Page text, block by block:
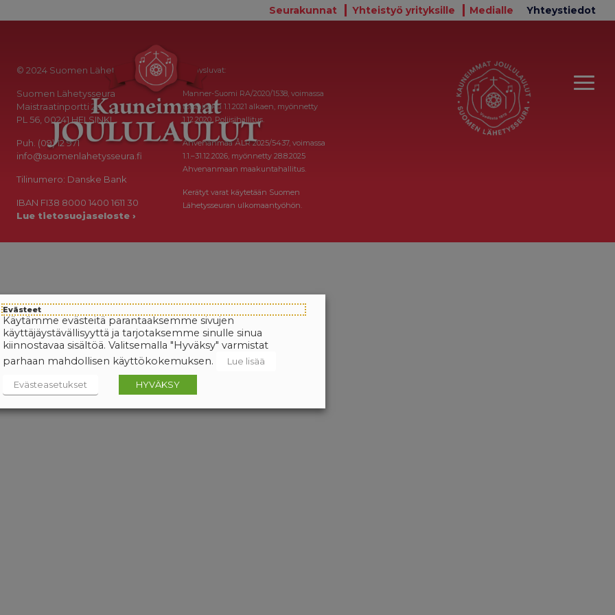
Seurakunnat Yhteistyö yrityksille Medialle Yhteystiedot
© 2024 Suomen Lähetysseura
Suomen Lähetysseura
Maistraatinportti 2a
PL 56, 00241 HELSINKI
Puh. (09) 12 971
info@suomenlahetysseura.fi
Tilinumero: Danske Bank
IBAN FI38 8000 1400 1611 30
Lue tietosuojaseloste ›
Keräysluvat:
Manner-Suomi RA/2020/1538, voimassa
toistaiseksi 1.1.2021 alkaen, myönnetty
1.12.2020, Poliisihallitus.
Ahvenanmaa ÅLR 2025/5437, voimassa
1.1.–31.12.2026, myönnetty 28.8.2025
Ahvenanmaan maakuntahallitus.
Kerätyt varat käytetään Suomen
Lähetysseuran ulkomaantyöhön.
Evästeet
Käytämme evästeitä parantaaksemme sivujen
käyttäjäystävällisyyttä ja tarjotaksemme sinulle sinua
kiinnostavaa sisältöä. Valitsemalla "Hyväksy" varmistat
parhaan mahdollisen käyttökokemuksen.
Lue lisää
Evästeasetukset HYVÄKSY